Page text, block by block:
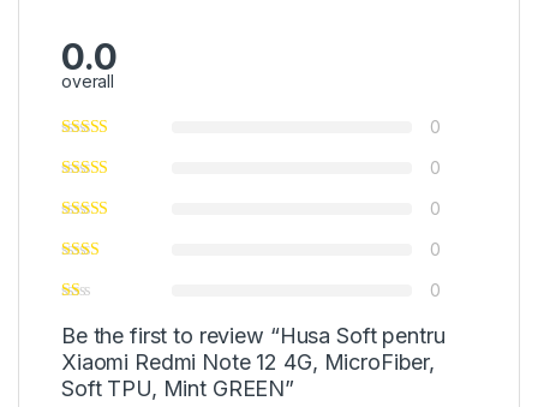
0.0
overall
0
0
0
0
0
Be the first to review “Husa Soft pentru
Xiaomi Redmi Note 12 4G, MicroFiber,
Soft TPU, Mint GREEN”